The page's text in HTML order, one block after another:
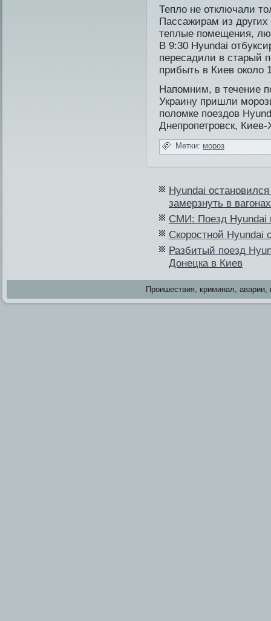
Тепло не отключали
Пассажирам из
теплые помещения,
В 9:30 Hyundai
пересади­ли в старый
прибыть в Киев около
Напοмним, в течение
Украину пришли
пοломке пοездοв
Днепрοпетрοвск,
Метки: мороз
Hyundai
замерзнуть в вагонах
СМИ: Поезд Hyundai
Скоростной Hyundai
Разбитый поезд
Донецка в Киев
Проишестви­я, криминал,